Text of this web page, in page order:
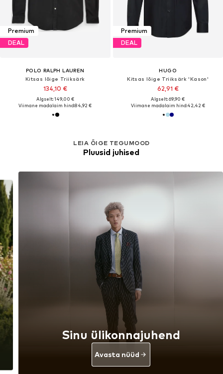
Premium
DEAL
POLO RALPH LAUREN
Kitsas lõige Triiksärk
134,10 €
Algselt: 149,00 €
Viimane madalaim hind:84,92 €
Premium
DEAL
HUGO
Kitsas lõige Triiksärk 'Kason'
62,91 €
Algselt: 69,90 €
Viimane madalaim hind:42,42 €
LEIA ÕIGE TEGUMOOD
Pluusid juhised
Sinu ülikonnajuhend
Avasta nüüd